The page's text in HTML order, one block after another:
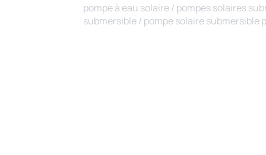
pompe à eau solaire / pompes solaires
submersible / pompe solaire submersible